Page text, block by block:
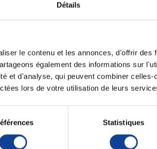
Détails
le contenu et les annonces, d'offrir des
également des informations sur
et d'analyse, qui peuvent combiner
lors de votre utilisation de leurs
Statistiques
endormi.